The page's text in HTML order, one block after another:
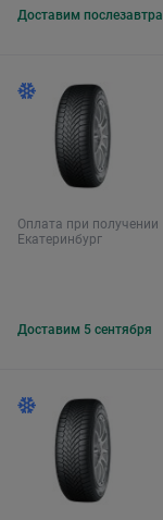
Доставим послезавтра
Оплата при получении
Екатеринбург
Доставим 5 сентября